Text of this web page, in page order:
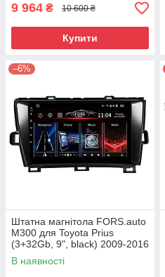
9 964 ₴ 10 600 ₴
Купити
–6%
Штатна магнітола FORS.auto
М300 для Toyota Prius
(3+32Gb, 9", black) 2009-2016
В наявності